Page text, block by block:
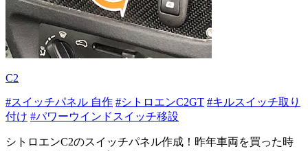
C2
#スイッチパネル 自作 #シトロエンC2GT #キルスイッチ取り
付け #パワーウインドスイッチ移設
シトロエンC2のスイッチパネル作成！昨年車両を買った時